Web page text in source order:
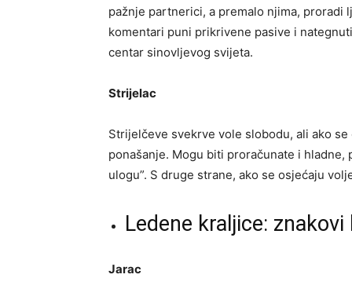
pažnje partnerici, a premalo njima, proradi
komentari puni prikrivene pasive i
centar sinovljevog svijeta.
Strijelac
Strijelčeve svekrve vole slobodu, ali ako
ponašanje. Mogu biti proračunate i
ulogu”. S druge strane, ako se osjećaju
Ledene kraljice:
Jarac